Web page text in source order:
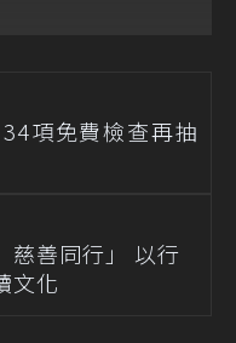
項免費檢查再抽
善同行」 以行
文化